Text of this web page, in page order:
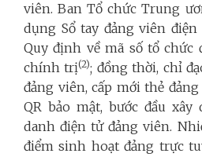
viên. Ban Tổ chức Trung
dụng Sổ tay đảng viên
Quy định về mã số tổ chức
chính trị(2); đồng thời, chỉ
đảng viên, cấp mới thẻ
QR bảo mật, bước đầu
danh điện tử đảng viên.
điểm sinh hoạt đảng trực